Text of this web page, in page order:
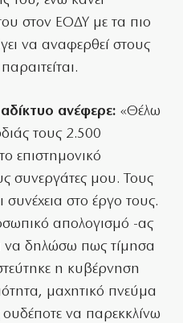
στον ΕΟΔΥ με τα πιο
να αναφερθεί στους
ανέφερε: «Θέλω
τους 2.500
επιστημονικό
συνεργάτες μου. Τους
στο έργο τους.
απολογισμό -ας
να δηλώσω πως τίμησα
η κυβέρνηση
μαχητικό πνεύμα
να παρεκκλίνω